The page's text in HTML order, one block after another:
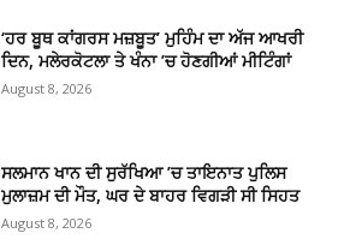
‘ਹਰ ਬੂਥ ਕਾਂਗਰਸ ਮਜ਼ਬੂਤ’ ਮੁਹਿੰਮ ਦਾ ਅੱਜ ਆਖਰੀ
ਦਿਨ, ਮਲੇਰਕੋਟਲਾ ਤੇ ਖੰਨਾ ’ਚ ਹੋਣਗੀਆਂ ਮੀਟਿੰਗਾਂ
August 8, 2026
ਸਲਮਾਨ ਖਾਨ ਦੀ ਸੁਰੱਖਿਆ ’ਚ ਤਾਇਨਾਤ ਪੁਲਿਸ
ਮੁਲਾਜ਼ਮ ਦੀ ਮੌਤ, ਘਰ ਦੇ ਬਾਹਰ ਵਿਗੜੀ ਸੀ ਸਿਹਤ
August 8, 2026